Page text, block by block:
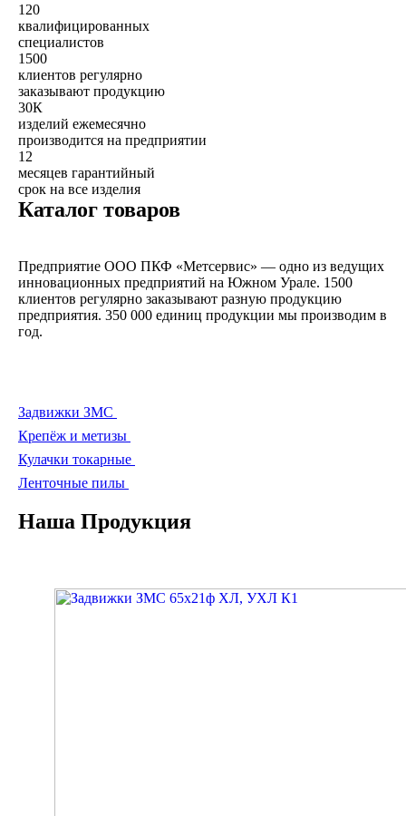
120
квалифицированных
специалистов
1500
клиентов регулярно
заказывают продукцию
30К
изделий ежемесячно
производится на предприятии
12
месяцев гарантийный
срок на все изделия
Каталог товаров
Предприятие ООО ПКФ «Метсервис» — одно из ведущих
инновационных предприятий на Южном Урале. 1500
клиентов регулярно заказывают разную продукцию
предприятия. 350 000 единиц продукции мы производим в
год.
Задвижки ЗМС
Крепёж и метизы
Кулачки токарные
Ленточные пилы
Наша Продукция